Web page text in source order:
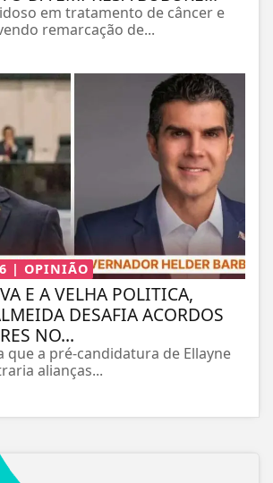
em tratamento de câncer e
remarcação de...
| OPINIÃO
E A VELHA POLITICA,
DESAFIA ACORDOS
NO...
que a pré-candidatura de Ellayne
alianças...